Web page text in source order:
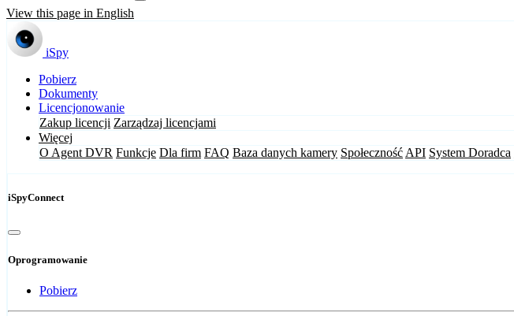
View this page in English
iSpy
Pobierz
Dokumenty
Licencjonowanie
Zakup licencji Zarządzaj licencjami
Więcej
O Agent DVR Funkcje Dla firm FAQ Baza danych kamery Społeczność API System Doradca
iSpyConnect
Oprogramowanie
Pobierz